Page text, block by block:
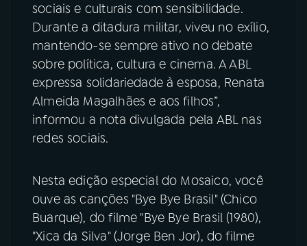
sociais e culturais com sensibilidade.
Durante a ditadura militar, viveu no exílio,
mantendo-se sempre ativo no debate
sobre política, cultura e cinema. A ABL
expressa solidariedade à esposa, Renata
Almeida Magalhães e aos filhos”,
informou a nota divulgada pela ABL nas
redes sociais.
Nesta edição especial do Mosaico, você
ouve as canções "Bye Bye Brasil" (Chico
Buarque), do filme "Bye Bye Brasil (1980),
"Xica da Silva" (Jorge Ben Jor), do filme